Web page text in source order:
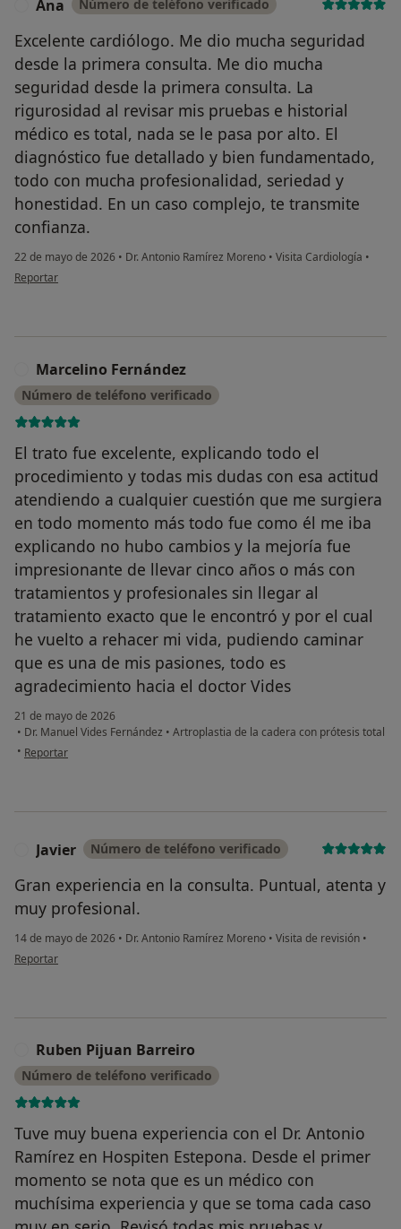
Ana Número de teléfono verificado
Excelente cardiólogo. Me dio mucha seguridad
desde la primera consulta. Me dio mucha
seguridad desde la primera consulta. La
rigurosidad al revisar mis pruebas e historial
médico es total, nada se le pasa por alto. El
diagnóstico fue detallado y bien fundamentado,
todo con mucha profesionalidad, seriedad y
honestidad. En un caso complejo, te transmite
confianza.
22 de mayo de 2026 • Dr. Antonio Ramírez Moreno • Visita Cardiología •
en opinión del usuario Ana
Reportar
Marcelino Fernández
Número de teléfono verificado
El trato fue excelente, explicando todo el
procedimiento y todas mis dudas con esa actitud
atendiendo a cualquier cuestión que me surgiera
en todo momento más todo fue como él me iba
explicando no hubo cambios y la mejoría fue
impresionante de llevar cinco años o más con
tratamientos y profesionales sin llegar al
tratamiento exacto que le encontró y por el cual
he vuelto a rehacer mi vida, pudiendo caminar
que es una de mis pasiones, todo es
agradecimiento hacia el doctor Vides
21 de mayo de 2026
• Dr. Manuel Vides Fernández • Artroplastia de la cadera con prótesis total
• en opinión del usuario Marcelino Fernández
Reportar
Javier Número de teléfono verificado
Gran experiencia en la consulta. Puntual, atenta y
muy profesional.
14 de mayo de 2026 • Dr. Antonio Ramírez Moreno • Visita de revisión •
en opinión del usuario Javier
Reportar
Ruben Pijuan Barreiro
Número de teléfono verificado
Tuve muy buena experiencia con el Dr. Antonio
Ramírez en Hospiten Estepona. Desde el primer
momento se nota que es un médico con
muchísima experiencia y que se toma cada caso